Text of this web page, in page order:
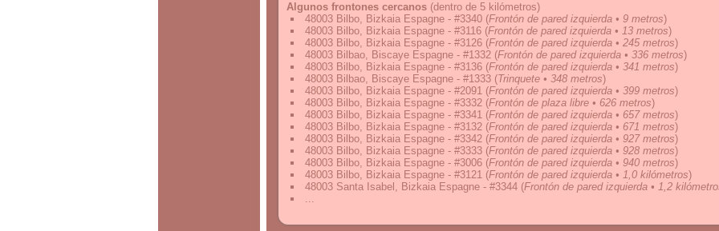
Algunos frontones cercanos (dentro de 5 kilómetros)
48003 Bilbo, Bizkaia Espagne - #3340 (Frontón de pared izquierda • 9 metros)
48003 Bilbo, Bizkaia Espagne - #3116 (Frontón de pared izquierda • 13 metros)
48003 Bilbo, Bizkaia Espagne - #3126 (Frontón de pared izquierda • 245 metros)
48003 Bilbao, Biscaye Espagne - #1332 (Frontón de pared izquierda • 336 metros)
48003 Bilbo, Bizkaia Espagne - #3136 (Frontón de pared izquierda • 341 metros)
48003 Bilbao, Biscaye Espagne - #1333 (Trinquete • 348 metros)
48003 Bilbo, Bizkaia Espagne - #2091 (Frontón de pared izquierda • 399 metros)
48003 Bilbo, Bizkaia Espagne - #3332 (Frontón de plaza libre • 626 metros)
48003 Bilbo, Bizkaia Espagne - #3341 (Frontón de pared izquierda • 657 metros)
48003 Bilbo, Bizkaia Espagne - #3132 (Frontón de pared izquierda • 671 metros)
48003 Bilbo, Bizkaia Espagne - #3342 (Frontón de pared izquierda • 927 metros)
48003 Bilbo, Bizkaia Espagne - #3333 (Frontón de pared izquierda • 928 metros)
48003 Bilbo, Bizkaia Espagne - #3006 (Frontón de pared izquierda • 940 metros)
48003 Bilbo, Bizkaia Espagne - #3121 (Frontón de pared izquierda • 1,0 kilómetros)
48003 Santa Isabel, Bizkaia Espagne - #3344 (Frontón de pared izquierda • 1,2
...